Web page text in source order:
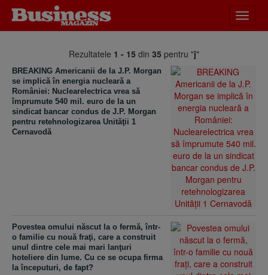
meniu
Rezultatele 1 - 15 din 35 pentru "j"
BREAKING Americanii de la J.P. Morgan
se implică în energia nucleară a
României: Nuclearelectrica vrea să
împrumute 540 mil. euro de la un
sindicat bancar condus de J.P. Morgan
pentru retehnologizarea Unităţii 1
Cernavodă
Povestea omului născut la o fermă, într-
o familie cu nouă fraţi, care a construit
unul dintre cele mai mari lanţuri
hoteliere din lume. Cu ce se ocupa firma
la începuturi, de fapt?